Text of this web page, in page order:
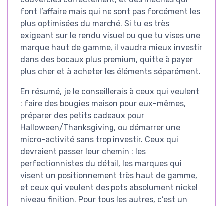
font l’affaire mais qui ne sont pas forcément les
plus optimisées du marché. Si tu es très
exigeant sur le rendu visuel ou que tu vises une
marque haut de gamme, il vaudra mieux investir
dans des bocaux plus premium, quitte à payer
plus cher et à acheter les éléments séparément.
En résumé, je le conseillerais à ceux qui veulent
: faire des bougies maison pour eux-mêmes,
préparer des petits cadeaux pour
Halloween/Thanksgiving, ou démarrer une
micro-activité sans trop investir. Ceux qui
devraient passer leur chemin : les
perfectionnistes du détail, les marques qui
visent un positionnement très haut de gamme,
et ceux qui veulent des pots absolument nickel
niveau finition. Pour tous les autres, c’est un